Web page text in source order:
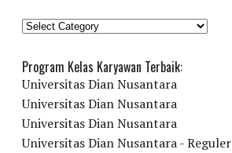
KATEGORI
Program Kelas Karyawan Terbaik:
Universitas Dian Nusantara
Universitas Dian Nusantara
Universitas Dian Nusantara
Universitas Dian Nusantara - Reguler